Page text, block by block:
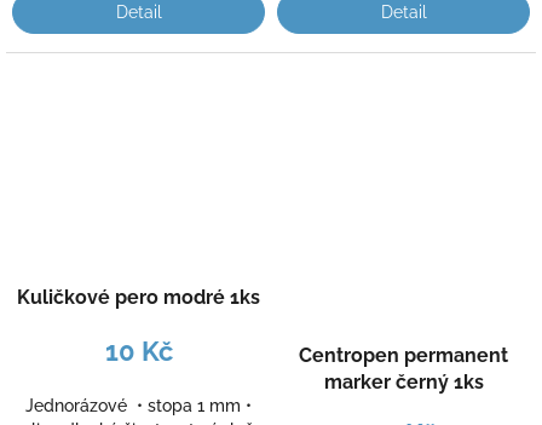
Detail Detail
Kuličkové pero modré 1ks
10 Kč
Jednorázové • stopa 1 mm •
Centropen permanent
marker černý 1ks